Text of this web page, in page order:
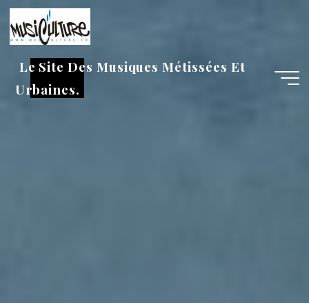
Aller
au
contenu
Le Site Des Musiques Métissées Et
Urbaines.